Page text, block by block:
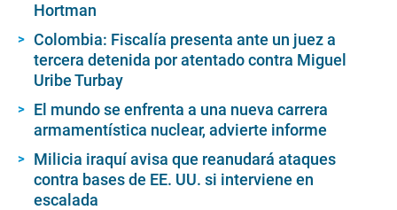
Hortman
Colombia: Fiscalía presenta ante un juez a
tercera detenida por atentado contra Miguel
Uribe Turbay
El mundo se enfrenta a una nueva carrera
armamentística nuclear, advierte informe
Milicia iraquí avisa que reanudará ataques
contra bases de EE. UU. si interviene en
escalada